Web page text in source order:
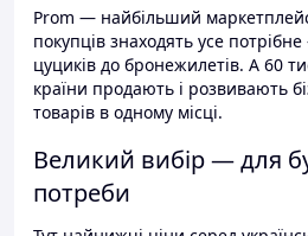
Prom — найбільший
покупців знаходять усе
цуциків до бронежилетів. А 60
країни продають і розвивають
товарів в одному місці.
Великий вибір — для
потреби